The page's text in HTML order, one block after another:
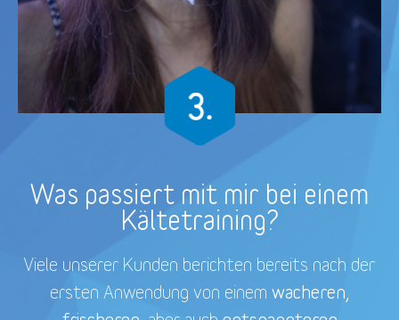
Was passiert mit mir bei einem
Kältetraining?
Viele unserer Kunden berichten bereits nach der
ersten Anwendung von einem wacheren,